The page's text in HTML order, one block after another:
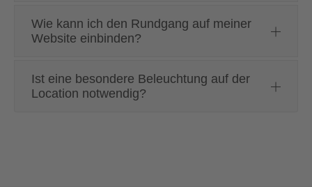
Wie kann ich den Rundgang auf meiner
Website einbinden?
Ist eine besondere Beleuchtung auf der
Location notwendig?